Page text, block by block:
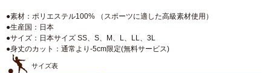
●素材：ポリエステル100% （スポーツに適した高級素材使用）
●生産国：日本
●サイズ：日本サイズ SS、S、M、L、LL、3L
●身丈のカット：通常より-5cm限定(無料サービス)
サイズ表